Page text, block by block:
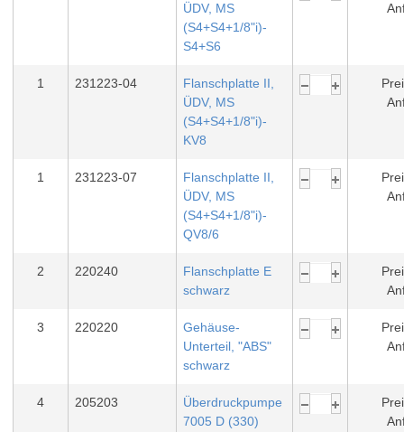
ÜDV, MS
(S4+S4+1/8"i)-
S4+S6
1 231223-04
Flanschplatte II,
ÜDV, MS
(S4+S4+1/8"i)-
KV8
1 231223-07
Flanschplatte II,
ÜDV, MS
(S4+S4+1/8"i)-
QV8/6
2 220240
Flanschplatte E
schwarz
3 220220
Gehäuse-
Unterteil, "ABS"
schwarz
4 205203
Überdruckpumpe
7005 D (330)